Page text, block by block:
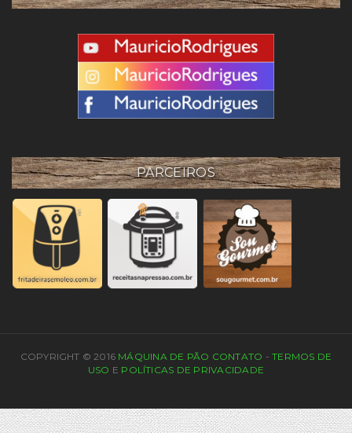
PARCEIROS
COPYRIGHT © 2016 MÁQUINA DE PÃO CONTATO -TERMOS DE
USO E POLÍTICAS DE PRIVACIDADE